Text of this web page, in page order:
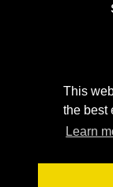
This
the best
Learn